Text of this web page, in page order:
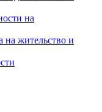
на
жительство и